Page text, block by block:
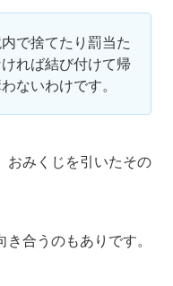
で捨てたり罰当た
れば結び付けて帰
ないわけです。
おみくじを引いたその
合うのもありです。